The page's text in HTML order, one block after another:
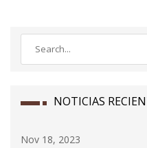
NOTICIAS
Nov 18, 2023